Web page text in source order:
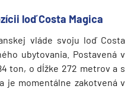
loď Costa Magica
vláde svoju loď Costa
ubytovania. Postavená v
ton, o dĺžke 272 metrov a s
je momentálne zakotvená v